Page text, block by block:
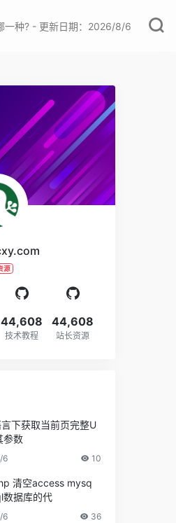
一种? - 更新日期：2026/8/6
源
44,608
技术教程
44,608
站长资源
下获取当前页完整U
参数
6 10
清空access mysq
数据库的代
6 36